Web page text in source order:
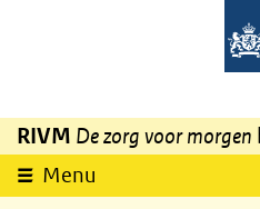
Overslaan en naar de inhoud gaan
RIVM De zorg voor morgen
Menu